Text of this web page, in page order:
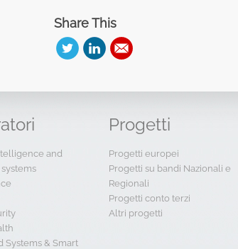
Share This
and
Systems & Smart
Progetti
Progetti europei
Progetti su bandi Nazionali e
Regionali
Progetti conto terzi
Altri progetti